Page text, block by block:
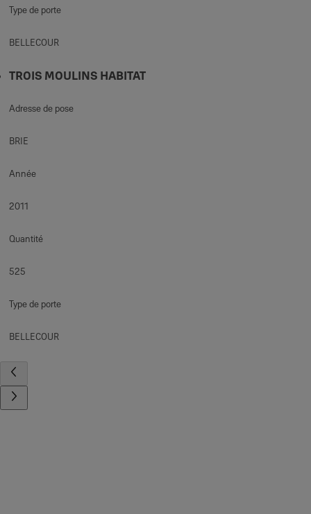
Type de porte
BELLECOUR
TROIS MOULINS HABITAT
Adresse de pose
BRIE
Année
2011
Quantité
525
Type de porte
BELLECOUR